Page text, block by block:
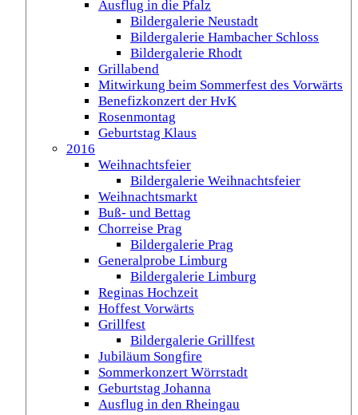
Ausflug in die Pfalz
Bildergalerie Neustadt
Bildergalerie Hambacher Schloss
Bildergalerie Rhodt
Grillabend
Mitwirkung beim Sommerfest des Vorwärts
Benefizkonzert der HvK
Rosenmontag
Geburtstag Klaus
2016
Weihnachtsfeier
Bildergalerie Weihnachtsfeier
Weihnachtsmarkt
Buß- und Bettag
Chorreise Prag
Bildergalerie Prag
Generalprobe Limburg
Bildergalerie Limburg
Reginas Hochzeit
Hoffest Vorwärts
Grillfest
Bildergalerie Grillfest
Jubiläum Songfire
Sommerkonzert Wörrstadt
Geburtstag Johanna
Ausflug in den Rheingau